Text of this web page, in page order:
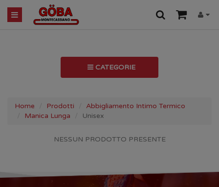
CATEGORIE
Home Prodotti
Abbigliamento Intimo Termico
Manica Lunga
Unisex
NESSUN PRODOTTO PRESENTE